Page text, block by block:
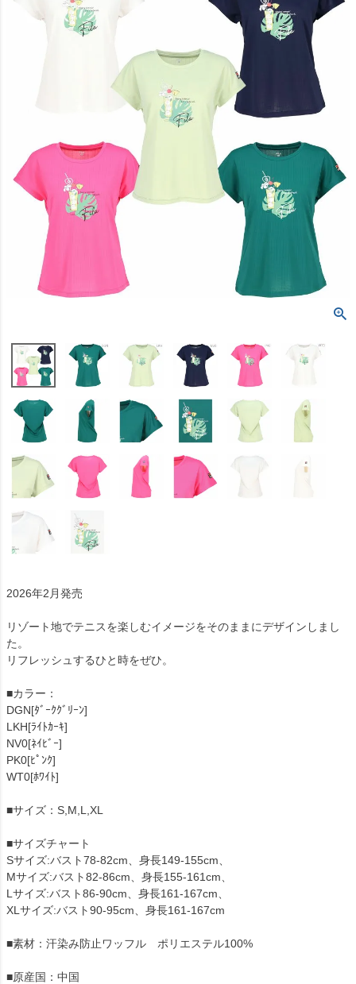
2026年2月発売
リゾート地でテニスを楽しむイメージをそのままにデザインしまし
た。
リフレッシュするひと時をぜひ。
■カラー：
DGN[ﾀﾞｰｸｸﾞﾘｰﾝ]
LKH[ﾗｲﾄｶｰｷ]
NV0[ﾈｲﾋﾞｰ]
PK0[ﾋﾟﾝｸ]
WT0[ﾎﾜｲﾄ]
■サイズ：S,M,L,XL
■サイズチャート
Sサイズ:バスト78-82cm、身長149-155cm、
Mサイズ:バスト82-86cm、身長155-161cm、
Lサイズ:バスト86-90cm、身長161-167cm、
XLサイズ:バスト90-95cm、身長161-167cm
■素材：汗染み防止ワッフル ポリエステル100%
■原産国：中国